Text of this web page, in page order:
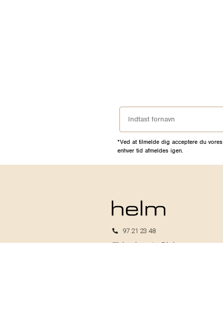
*Ved at tilmelde dig acceptere du vores
enhver tid afmeldes igen.
97 21 23 48
kundeservice@helm.nu